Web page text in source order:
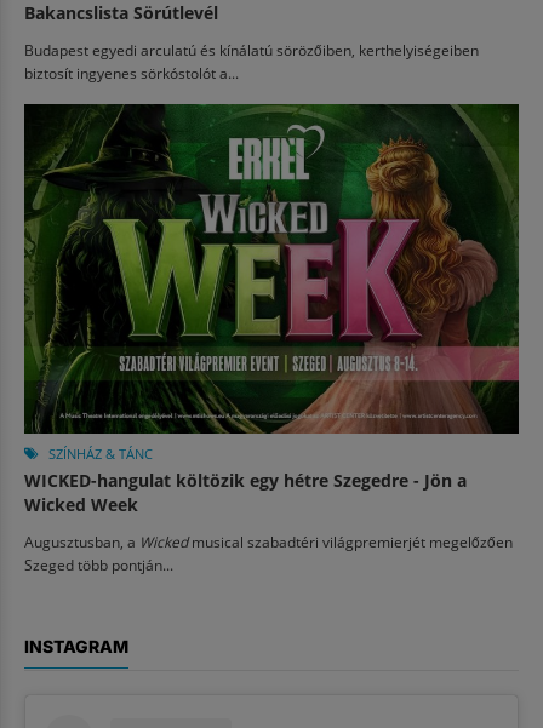
Bakancslista Sörútlevél
Budapest egyedi arculatú és kínálatú sörözőiben, kerthelyiségeiben
biztosít ingyenes sörkóstolót a...
SZÍNHÁZ & TÁNC
WICKED-hangulat költözik egy hétre Szegedre - Jön a
Wicked Week
Augusztusban, a Wickedmusical szabadtéri világpremierjét megelőzően
Szeged több pontján...
INSTAGRAM